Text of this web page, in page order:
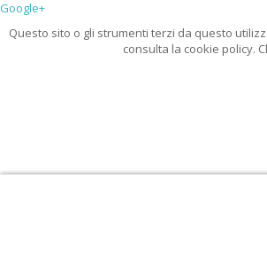
Google+
Questo sito o gli strumenti terzi da questo
consulta la cookie policy.